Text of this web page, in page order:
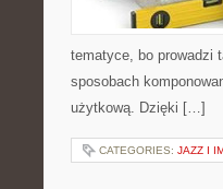
tematyce, bo prowadzi
sposobach
użytkową. Dzięki […]
CATEGORIES: JAZZ I